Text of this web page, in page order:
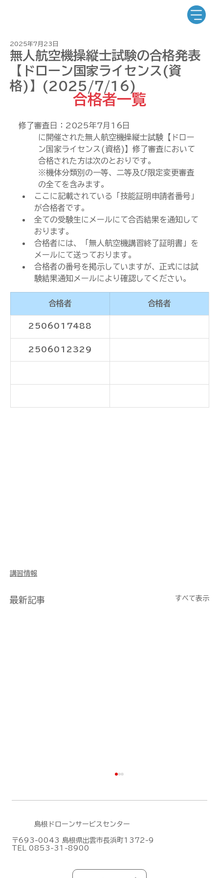
無人航空機操縦士試験の合格発表
【ドローン国家ライセンス(資
格)】(2025/7/16)
2025年7月23日
合格者一覧
修了審査日：2025年7月16日
に開催された無人航空機操縦士試験【ドロー
ン国家ライセンス(資格)】修了審査において
合格された方は次のとおりです。
※機体分類別の一等、二等及び限定変更審査
の全てを含みます。
ここに記載されている「技能証明申請者番号」
が合格者です。
全ての受験生にメールにて合否結果を通知して
おります。
合格者には、「無人航空機講習終了証明書」を
メールにて送っております。
合格者の番号を掲示していますが、正式には試
験結果通知メールにより確認してください。
合格者 合格者
2506017488
2506012329
講習情報
最新記事 すべて表示
島根ドローンサービスセンター
〒693-0043 島根県出雲市長浜町1372-9
TEL 0853-31-8900